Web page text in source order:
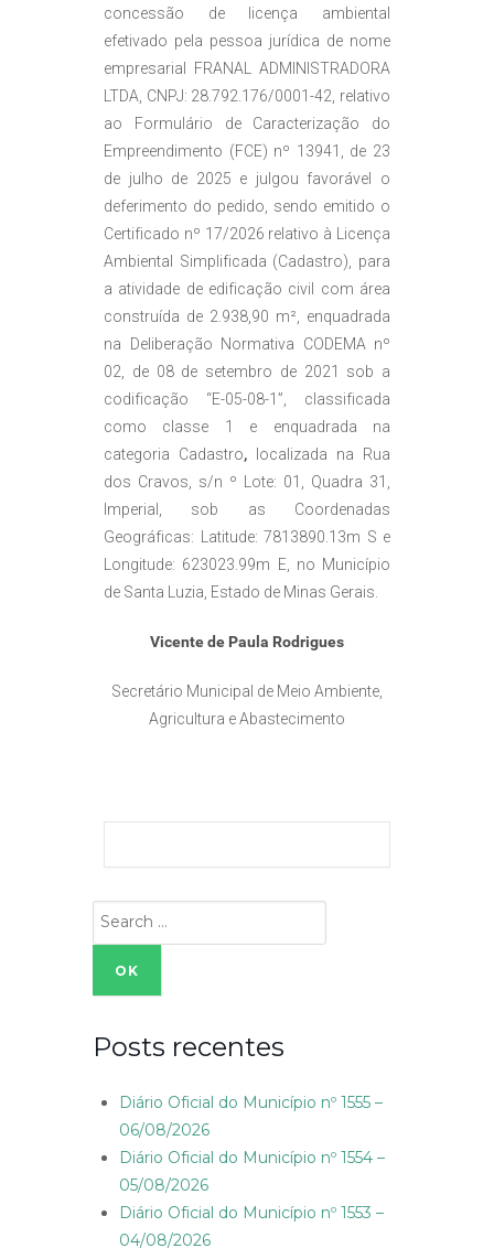
concessão de licença ambiental
efetivado pela pessoa jurídica de nome
empresarial FRANAL ADMINISTRADORA
LTDA, CNPJ: 28.792.176/0001-42, relativo
ao Formulário de Caracterização do
Empreendimento (FCE) nº 13941, de 23
de julho de 2025 e julgou favorável o
deferimento do pedido, sendo emitido o
Certificado nº 17/2026 relativo à Licença
Ambiental Simplificada (Cadastro), para
a atividade de edificação civil com área
construída de 2.938,90 m², enquadrada
na Deliberação Normativa CODEMA nº
02, de 08 de setembro de 2021 sob a
codificação “E-05-08-1”, classificada
como classe 1 e enquadrada na
categoria Cadastro, localizada na Rua
dos Cravos, s/n º Lote: 01, Quadra 31,
Imperial, sob as Coordenadas
Geográficas: Latitude: 7813890.13m S e
Longitude: 623023.99m E, no Município
de Santa Luzia, Estado de Minas Gerais.
Vicente de Paula Rodrigues
Secretário Municipal de Meio Ambiente,
Agricultura e Abastecimento
Search
for:
Posts recentes
Diário Oficial do Município nº 1555 –
06/08/2026
Diário Oficial do Município nº 1554 –
05/08/2026
Diário Oficial do Município nº 1553 –
04/08/2026